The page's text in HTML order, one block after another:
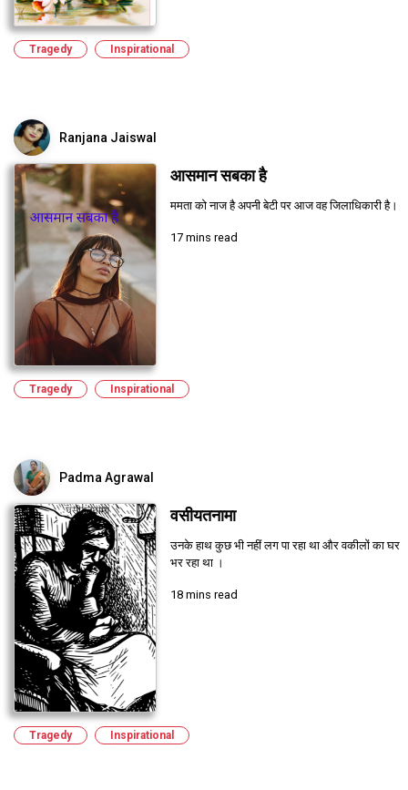
Tragedy Inspirational
Ranjana Jaiswal
आसमान सबका है
ममता को नाज है अपनी बेटी पर आज वह जिलाधिकारी है।
17 mins read
Tragedy Inspirational
Padma Agrawal
वसीयतनामा
उनके हाथ कुछ भी नहीं लग पा रहा था और वकीलों का घर
भर रहा था ।
18 mins read
Tragedy Inspirational